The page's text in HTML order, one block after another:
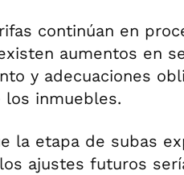
continúan en
aumentos en
y adecuaciones
los inmuebles.
la etapa de subas
ajustes futuros